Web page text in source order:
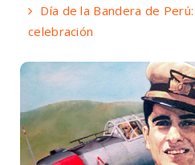
Día de la Bandera de
celebración